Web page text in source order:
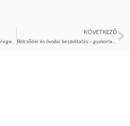
KÖVETKEZŐ